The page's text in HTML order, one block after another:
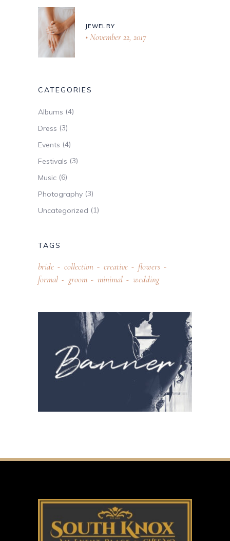
JEWELRY
November 22, 2017
CATEGORIES
Albums (4)
Dress (3)
Events (4)
Festivals (3)
Music (6)
Photography (3)
Uncategorized (1)
TAGS
bride collection creative
flowers
formal
groom minimal wedding